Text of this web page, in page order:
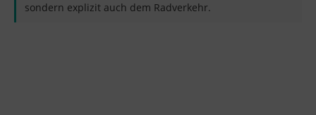
sondern explizit auch dem Radverkehr.